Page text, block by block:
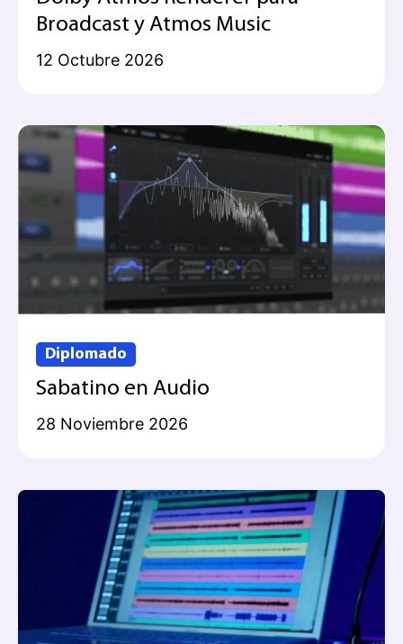
Broadcast y Atmos Music
12 Octubre 2026
Diplomado
Sabatino en Audio
28 Noviembre 2026